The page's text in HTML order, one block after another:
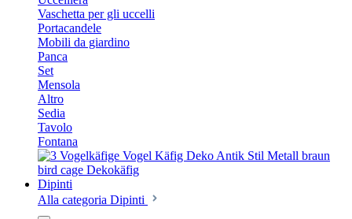
Vaschetta per gli uccelli
Portacandele
Mobili da giardino
Panca
Set
Mensola
Altro
Sedia
Tavolo
Fontana
Dipinti
Alla categoria Dipinti